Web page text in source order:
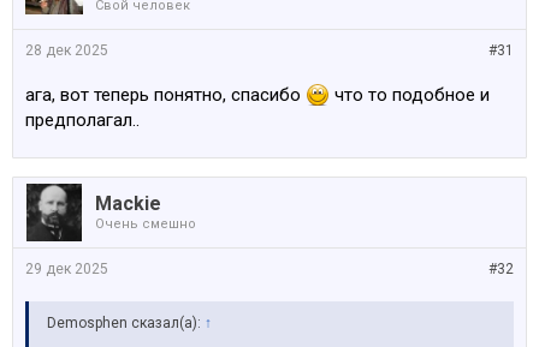
Свой человек
#31
28 дек 2025
ага, вот теперь понятно, спасибо
что то подобное и
предполагал..
Mackie
Очень смешно
#32
29 дек 2025
Demosphen сказал(а): ↑